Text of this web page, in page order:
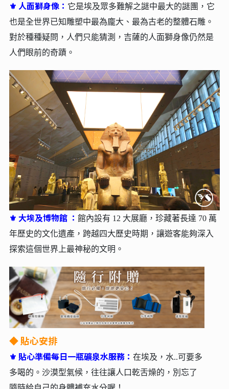
⚜ 人面獅身像： 它是埃及眾多難解之謎中最大的謎團，它
也是全世界已知雕塑中最為龐大、最為古老的整體石雕。
對於種種疑問，人們只能猜測，吉薩的人面獅身像仍然是
人們眼前的奇蹟。
⚜ 大埃及博物館 ： 館內設有 12 大展廳，珍藏著長達 70 萬
年歷史的文化遺產，跨越四大歷史時期，讓遊客能夠深入
探索這個世界上最神秘的文明。
◆貼心安排
⚜ 貼心準備每日一瓶礦泉水服務： 在埃及，水..可要多
多喝的。沙漠型氣候，往往讓人口乾舌燥的，別忘了